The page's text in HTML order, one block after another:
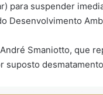
para suspender
Desenvolvimento
Smaniotto, que
suposto